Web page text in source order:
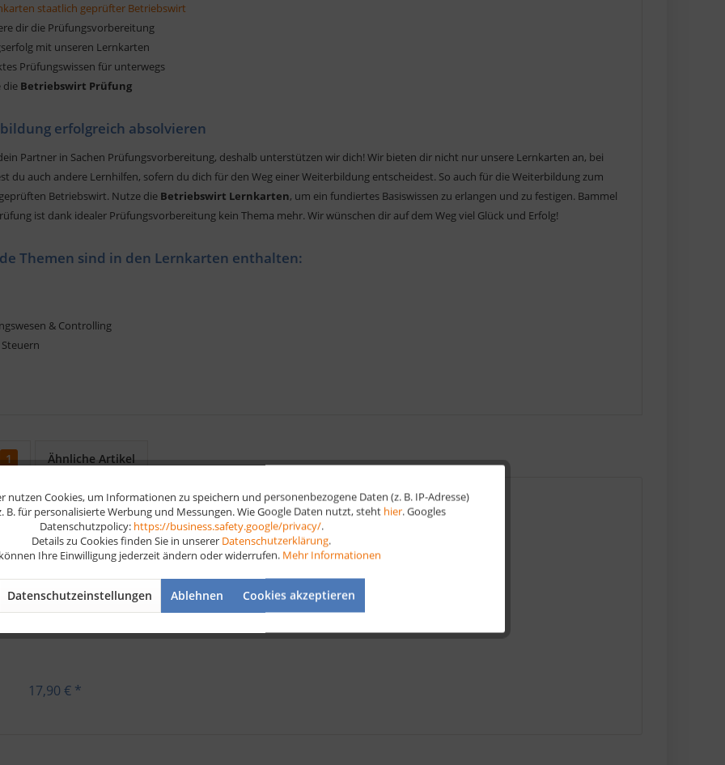
staatlich geprüfter Betriebswirt
dir die Prüfungsvorbereitung
mit unseren Lernkarten
Prüfungswissen für unterwegs
die Betriebswirt Prüfung
erfolgreich absolvieren
Partner in Sachen Prüfungsvorbereitung, deshalb unterstützen wir dich! Wir bieten dir nicht nur unsere Lernkarten an, bei
du auch andere Lernhilfen, sofern du dich für den Weg einer Weiterbildung entscheidest. So auch für die Weiterbildung zum
Betriebswirt. Nutze die Betriebswirt Lernkarten, um ein fundiertes Basiswissen zu erlangen und zu festigen. Bammel
ist dank idealer Prüfungsvorbereitung kein Thema mehr. Wir wünschen dir auf dem Weg viel Glück und Erfolg!
Themen sind in den Lernkarten enthalten:
& Controlling
Steuern
1 Ähnliche Artikel
17,90 € *
Aktiv
nutzen Cookies, um Informationen zu speichern und personenbezogene Daten (z. B. IP-Adresse)
B. für personalisierte Werbung und Messungen. Wie Google Daten nutzt, steht hier. Googles
Datenschutzpolicy: https://business.safety.google/privacy/.
Details zu Cookies finden Sie in unserer Datenschutzerklärung.
Ihre Einwilligung jederzeit ändern oder widerrufen. Mehr Informationen
Datenschutzeinstellungen Ablehnen Cookies akzeptieren